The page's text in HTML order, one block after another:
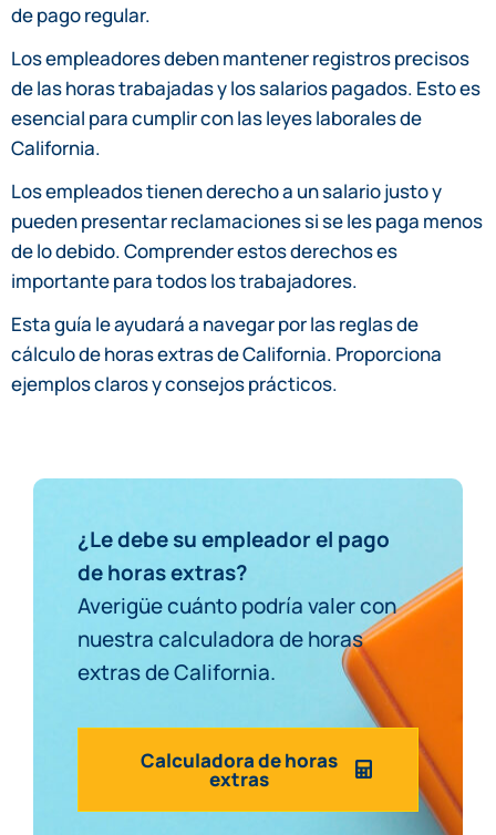
de pago regular.
Los empleadores deben mantener registros precisos
de las horas trabajadas y los salarios pagados. Esto es
esencial para cumplir con las leyes laborales de
California.
Los empleados tienen derecho a un salario justo y
pueden presentar reclamaciones si se les paga menos
de lo debido. Comprender estos derechos es
importante para todos los trabajadores.
Esta guía le ayudará a navegar por las reglas de
cálculo de horas extras de California. Proporciona
ejemplos claros y consejos prácticos.
¿Le debe su empleador el pago
de horas extras?
Averigüe cuánto podría valer con
nuestra calculadora de horas
extras de California.
Calculadora de horas
extras